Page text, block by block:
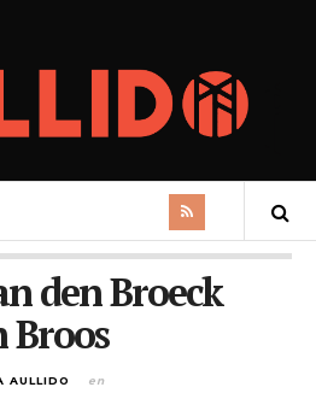
den Broeck
Broos
AULLIDO en